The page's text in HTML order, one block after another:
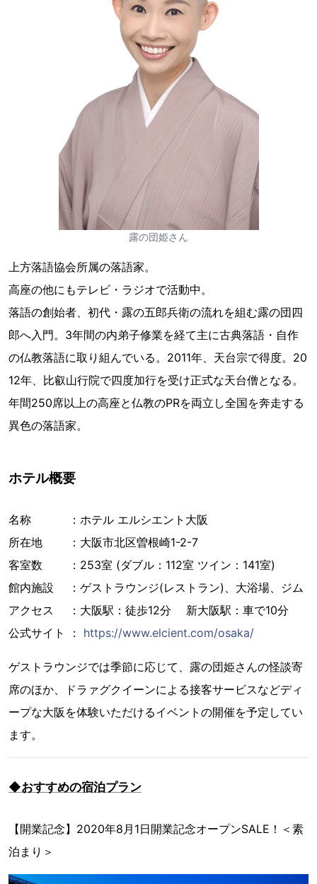
露の団姫さん
上方落語協会所属の落語家。
高座の他にもテレビ・ラジオで活動中。
落語の創始者、初代・露の五郎兵衛の流れを組む露の団四
郎へ入門。3年間の内弟子修業を経て主に古典落語・自作
の仏教落語に取り組んでいる。2011年、天台宗で得度。20
12年、比叡山行院で四度加行を受け正式な天台僧となる。
年間250席以上の高座と仏教のPRを両立し全国を奔走する
異色の落語家。
ホテル概要
名称 ：ホテル エルシエント大阪
所在地 ：大阪市北区曽根崎1-2-7
客室数 ：253室 (ダブル：112室 ツイン：141室)
館内施設 ：ゲストラウンジ(レストラン)、大浴場、ジム
アクセス ：大阪駅：徒歩12分 新大阪駅：車で10分
公式サイト ： https://www.elcient.com/osaka/
ゲストラウンジでは季節に応じて、露の団姫さんの怪談寄
席のほか、ドラァグクイーンによる接客サービスなどディ
ープな大阪を体験いただけるイベントの開催を予定してい
ます。
◆おすすめの宿泊プラン
【開業記念】2020年8月1日開業記念オープンSALE！＜素
泊まり＞